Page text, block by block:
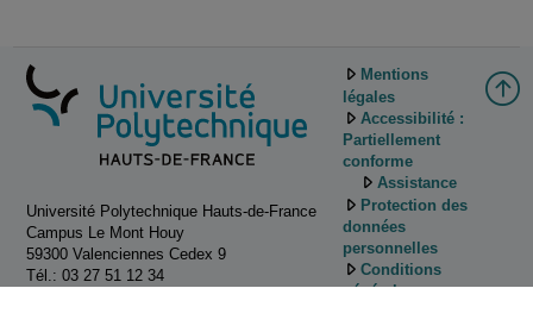
Université Polytechnique Hauts-de-France
Campus Le Mont Houy
59300 Valenciennes Cedex 9
Tél.: 03 27 51 12 34
Mentions
légales
Accessibilité :
Partiellement
conforme
Assistance
Protection des
données
personnelles
Conditions
générales